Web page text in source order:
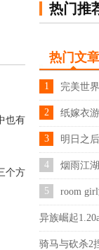
也有
个方
热门推
热门文章
1 完美世
任务npc坐标
2 纸嫁衣
关攻略详解[
3 明日之
造设计图
4 烟雨江
汇总[多图]
5 room
异族崛起
弊码怎么用
骑马与砍杀2